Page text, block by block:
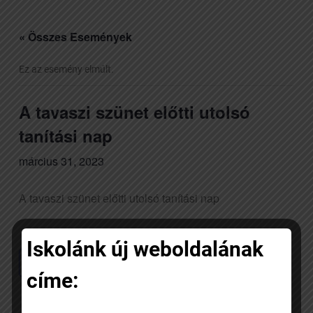
« Összes Események
Ez az esemény elmúlt.
A tavaszi szünet előtti utolsó
tanítási nap
március 31, 2023
A tavaszi szünet előtti utolsó tanítási nap
Add to calendar
Iskolánk új weboldalának
címe: